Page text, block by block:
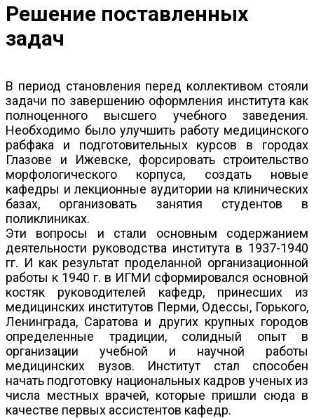
Решение поставленных
задач
В период становления перед коллективом стояли
задачи по завершению оформления института как
полноценного высшего учебного заведения.
Необходимо было улучшить работу медицинского
рабфака и подготовительных курсов в городах
Глазове и Ижевске, форсировать строительство
морфологического корпуса, создать новые
кафедры и лекционные аудитории на клинических
базах, организовать занятия студентов в
поликлиниках.
Эти вопросы и стали основным содержанием
деятельности руководства института в 1937-1940
гг. И как результат проделанной организационной
работы к 1940 г. в ИГМИ сформировался основной
костяк руководителей кафедр, принесших из
медицинских институтов Перми, Одессы, Горького,
Ленинграда, Саратова и других крупных городов
определенные традиции, солидный опыт в
организации учебной и научной работы
медицинских вузов. Институт стал способен
начать подготовку национальных кадров ученых из
числа местных врачей, которые пришли сюда в
качестве первых ассистентов кафедр.